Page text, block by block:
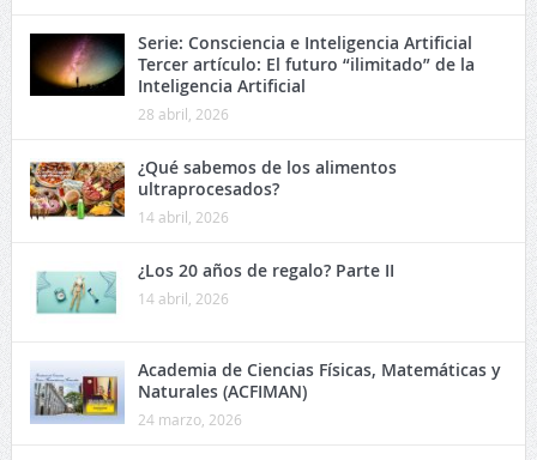
Serie: Consciencia e Inteligencia Artificial
Tercer artículo: El futuro “ilimitado” de la
Inteligencia Artificial
28 abril, 2026
¿Qué sabemos de los alimentos
ultraprocesados?
14 abril, 2026
¿Los 20 años de regalo? Parte II
14 abril, 2026
Academia de Ciencias Físicas, Matemáticas y
Naturales (ACFIMAN)
24 marzo, 2026